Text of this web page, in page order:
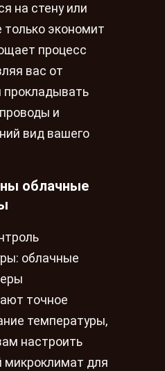
на стену или
только экономит
процесс
вас от
прокладывать
и
вид вашего
облачные
облачные
точное
температуры,
настроить
микроклимат для